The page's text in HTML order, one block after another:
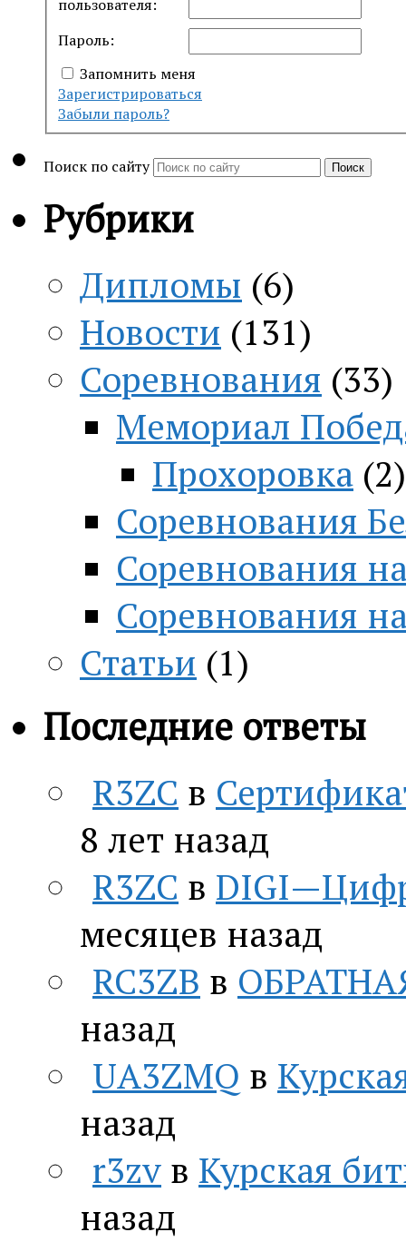
пользователя:
Пароль:
Запомнить меня
Зарегистрироваться
Забыли пароль?
Поиск по сайту Поиск
Рубрики
Дипломы (6)
Новости (131)
Соревнования (33)
Мемориал
Прохоровка (2)
Соревнования
Соревнования
Соревнования
Статьи (1)
Последние ответы
R3ZC в
8 лет назад
R3ZC в
месяцев назад
RC3ZB в
назад
UA3ZMQ в
назад
r3zv в Курская
назад